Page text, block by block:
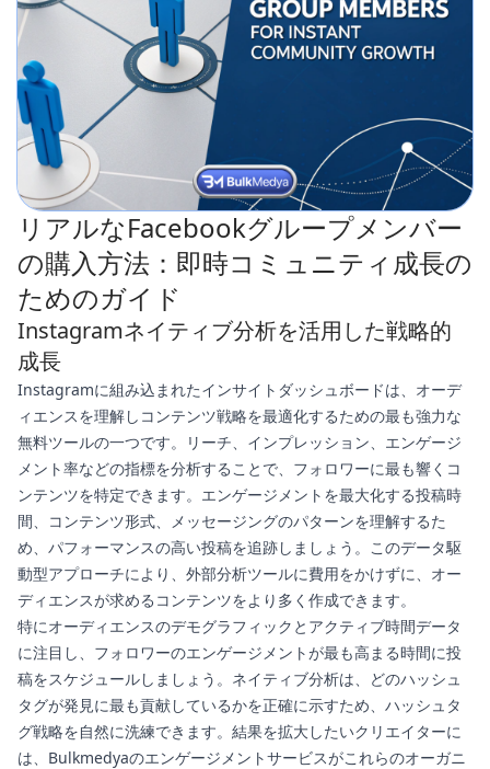
リアルなFacebookグループメンバー
の購入方法：即時コミュニティ成長の
ためのガイド
Instagramネイティブ分析を活用した戦略的
成長
Instagramに組み込まれたインサイトダッシュボードは、オーデ
ィエンスを理解しコンテンツ戦略を最適化するための最も強力な
無料ツールの一つです。リーチ、インプレッション、エンゲージ
メント率などの指標を分析することで、フォロワーに最も響くコ
ンテンツを特定できます。エンゲージメントを最大化する投稿時
間、コンテンツ形式、メッセージングのパターンを理解するた
め、パフォーマンスの高い投稿を追跡しましょう。このデータ駆
動型アプローチにより、外部分析ツールに費用をかけずに、オー
ディエンスが求めるコンテンツをより多く作成できます。
特にオーディエンスのデモグラフィックとアクティブ時間データ
に注目し、フォロワーのエンゲージメントが最も高まる時間に投
稿をスケジュールしましょう。ネイティブ分析は、どのハッシュ
タグが発見に最も貢献しているかを正確に示すため、ハッシュタ
グ戦略を自然に洗練できます。結果を拡大したいクリエイターに
は、Bulkmedyaのエンゲージメントサービスがこれらのオーガニ